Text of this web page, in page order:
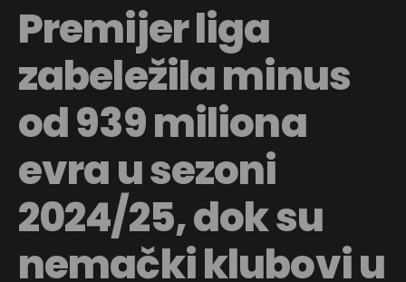
Premijer liga
zabeležila minus
od 939 miliona
evra u sezoni
2024/25, dok su
nemački klubovi u